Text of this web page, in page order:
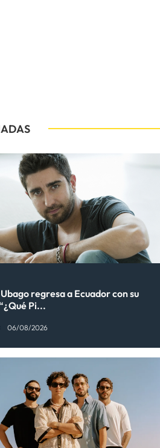
regresa a Ecuador con su
Pi...
06/08/2026